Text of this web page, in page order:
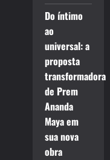
Do íntimo
ao
universal: a
proposta
transformadora
de Prem
Ananda
Maya em
sua nova
obra